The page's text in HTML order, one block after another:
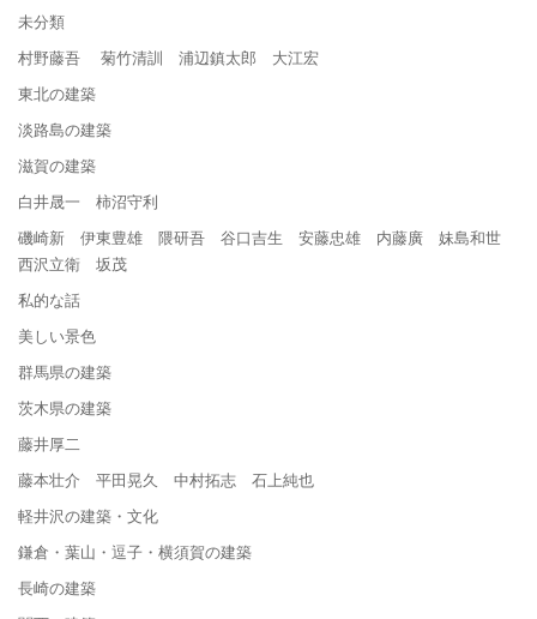
未分類
村野藤吾 菊竹清訓 浦辺鎮太郎 大江宏
東北の建築
淡路島の建築
滋賀の建築
白井晟一 柿沼守利
磯崎新 伊東豊雄 隈研吾 谷口吉生 安藤忠雄 内藤廣 妹島和世
西沢立衛 坂茂
私的な話
美しい景色
群馬県の建築
茨木県の建築
藤井厚二
藤本壮介 平田晃久 中村拓志 石上純也
軽井沢の建築・文化
鎌倉・葉山・逗子・横須賀の建築
長崎の建築